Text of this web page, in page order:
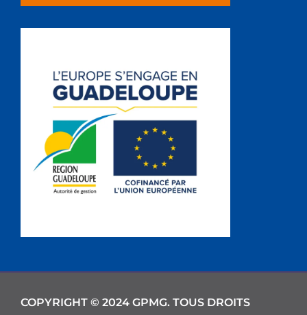
COPYRIGHT © 2024 GPMG. TOUS DROITS